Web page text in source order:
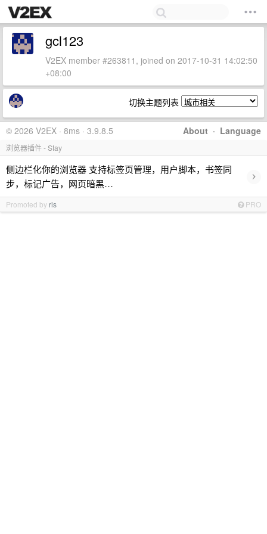
gcl123
V2EX member #263811, joined on 2017-10-31 14:02:50
+08:00
切换主题列表
About · Language
© 2026 V2EX · 8ms · 3.9.8.5
浏览器插件 - Stay
侧边栏化你的浏览器 支持标签页管理，用户脚本，书签同
步，标记广告，网页暗黑…
›
Promoted by ris PRO